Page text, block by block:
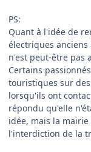
PS:
Quant à l'idée de
électriques
n'est peut-être pas
Certains
touristiques sur
lorsqu'ils ont
répondu qu'elle
idée, mais la
l'interdiction de la